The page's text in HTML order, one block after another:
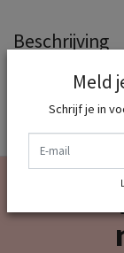
Beschrijving
Vallen goed
Meld
Schrijf je in